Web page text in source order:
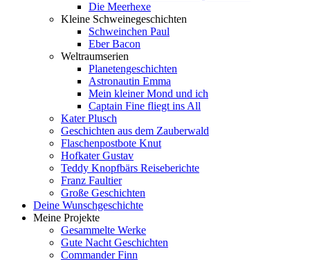
Die Meerhexe
Kleine Schweinegeschichten
Schweinchen Paul
Eber Bacon
Weltraumserien
Planetengeschichten
Astronautin Emma
Mein kleiner Mond und ich
Captain Fine fliegt ins All
Kater Plusch
Geschichten aus dem Zauberwald
Flaschenpostbote Knut
Hofkater Gustav
Teddy Knopfbärs Reiseberichte
Franz Faultier
Große Geschichten
Deine Wunschgeschichte
Meine Projekte
Gesammelte Werke
Gute Nacht Geschichten
Commander Finn